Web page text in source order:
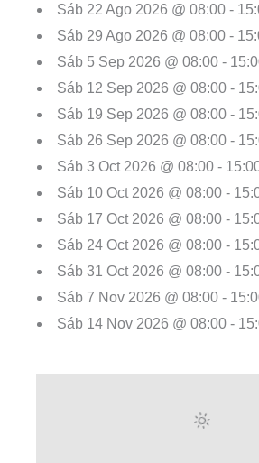
Sáb 22 Ago 2026 @ 08:00 -
Sáb 29 Ago 2026 @ 08:00 -
Sáb 5 Sep 2026 @ 08:00 -
Sáb 12 Sep 2026 @ 08:00 -
Sáb 19 Sep 2026 @ 08:00 -
Sáb 26 Sep 2026 @ 08:00 -
Sáb 3 Oct 2026 @ 08:00 -
Sáb 10 Oct 2026 @ 08:00 -
Sáb 17 Oct 2026 @ 08:00 -
Sáb 24 Oct 2026 @ 08:00 -
Sáb 31 Oct 2026 @ 08:00 -
Sáb 7 Nov 2026 @ 08:00 -
Sáb 14 Nov 2026 @ 08:00 -